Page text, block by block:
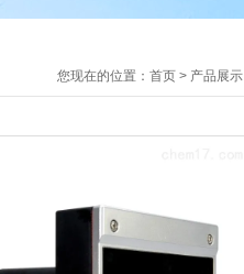
您现在的位置： 首页 > 产品展示